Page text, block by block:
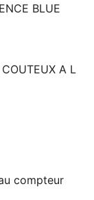
BLUE
A L
compteur